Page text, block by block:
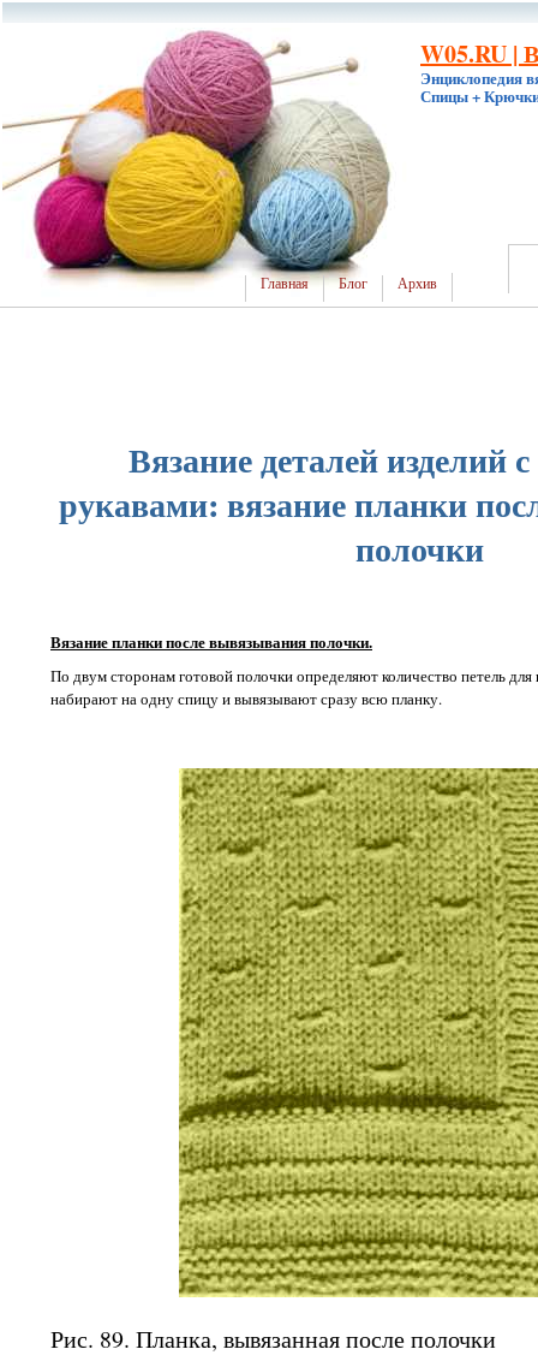
W05.RU |
Энциклопедия
Спицы +
Главная Блог Архив
Вязание деталей
рукавами: вязание планки
полочки
Вязание планки после вывязывания полочки.
По двум сторонам готовой полочки определяют количество петель
набирают на одну спицу и вывязывают сразу всю планку.
Рис. 89. Планка, вывязанная после полочки